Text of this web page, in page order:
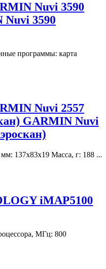
Nuvi 3590
Nuvi 3590
программы: карта
Nuvi 2557
GARMIN Nuvi
137x83x19 Масса, г: 188 ...
iMAP5100
МГц: 800